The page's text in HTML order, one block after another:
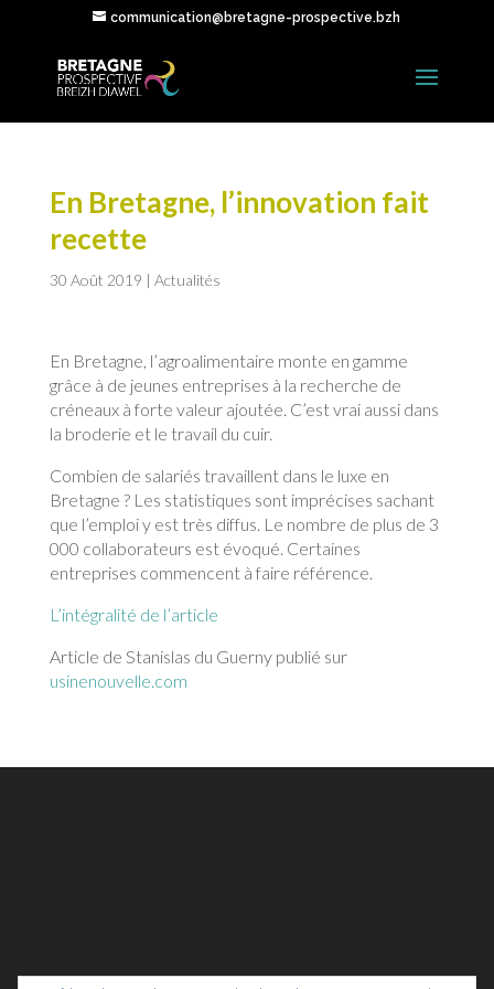
communication@bretagne-prospective.bzh
En Bretagne, l’innovation fait
recette
30 Août 2019 | Actualités
En Bretagne, l’agroalimentaire monte en gamme
grâce à de jeunes entreprises à la recherche de
créneaux à forte valeur ajoutée. C’est vrai aussi dans
la broderie et le travail du cuir.
Combien de salariés travaillent dans le luxe en
Bretagne ? Les statistiques sont imprécises sachant
que l’emploi y est très diffus. Le nombre de plus de 3
000 collaborateurs est évoqué. Certaines
entreprises commencent à faire référence.
L’intégralité de l’article
Article de Stanislas du Guerny publié sur
usinenouvelle.com